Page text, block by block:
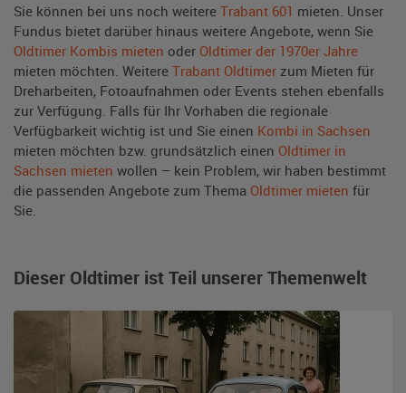
Sie können bei uns noch weitere Trabant 601 mieten. Unser
Fundus bietet darüber hinaus weitere Angebote, wenn Sie
Oldtimer Kombis mieten oder Oldtimer der 1970er Jahre
mieten möchten. Weitere Trabant Oldtimer zum Mieten für
Dreharbeiten, Fotoaufnahmen oder Events stehen ebenfalls
zur Verfügung. Falls für Ihr Vorhaben die regionale
Verfügbarkeit wichtig ist und Sie einen Kombi in Sachsen
mieten möchten bzw. grundsätzlich einen Oldtimer in
Sachsen mieten wollen – kein Problem, wir haben bestimmt
die passenden Angebote zum Thema Oldtimer mieten für
Sie.
Dieser Oldtimer ist Teil unserer Themenwelt